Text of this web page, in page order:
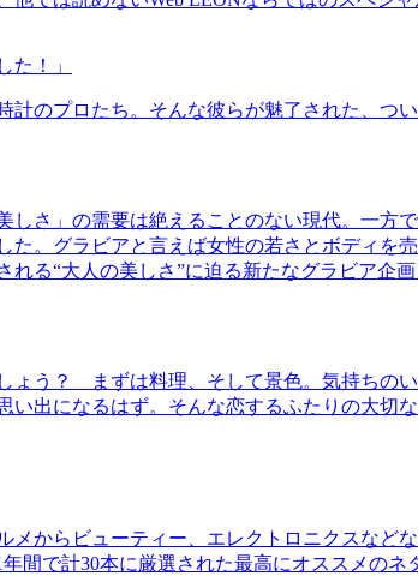
た！」
計のプロたち。そんな彼らが魅了された、つ
しさ」の需要は絶えることのない現代。一
た。グラビアと言えば女性の若さとボディを
る“大人の美しさ”に迫る新たなグラビア企画
ょう？ まずは料理、そして景色。気持ちの
い出になるはず。そんな恋するふたりの大切
メからビューティー、エレクトロニクスなど
間で計30本に厳選された最高にオススメのネ